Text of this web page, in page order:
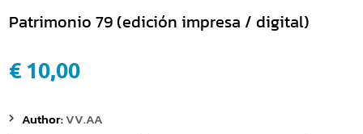
Patrimonio 79 (edición impresa / digital)
€ 10,00
Author:VV.AA